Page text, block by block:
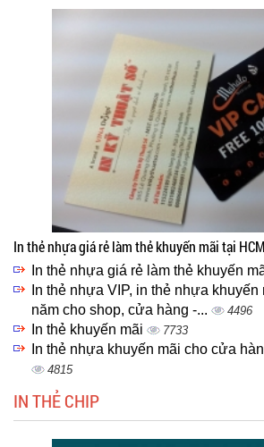
In thẻ nhựa giá rẻ làm thẻ khuyến mãi tại HCM
In thẻ nhựa giá rẻ làm thẻ khuyến
In thẻ nhựa VIP, in thẻ nhựa
năm cho shop, cửa hàng -...
4496
In thẻ khuyến mãi 7733
In thẻ nhựa khuyến mãi cho cửa
4815
IN THẺ CHIP